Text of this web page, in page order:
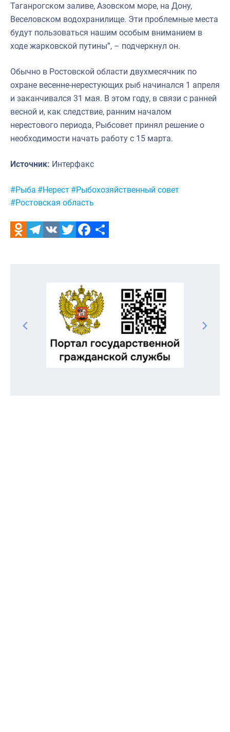
Таганрогском заливе, Азовском море, на Дону,
Веселовском водохранилище. Эти проблемные места
будут пользоваться нашим особым вниманием в
ходе жарковской путины”, – подчеркнул он.
Обычно в Ростовской области двухмесячник по
охране весенне-нерестующих рыб начинался 1 апреля
и заканчивался 31 мая. В этом году, в связи с ранней
весной и, как следствие, ранним началом
нерестового периода, Рыбсовет принял решение о
необходимости начать работу с 15 марта.
Источник: Интерфакс
Метки:
#Рыба #Нерест #Рыбохозяйственный совет
#Ростовская область